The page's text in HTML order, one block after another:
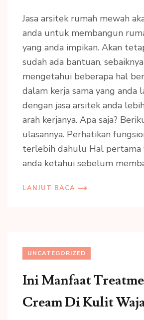
Jasa arsitek rumah mewah
anda untuk membangun
yang anda impikan. Akan
sudah ada bantuan,
mengetahui beberapa hal
dalam kerja sama yang anda
dengan jasa arsitek anda
arah kerjanya. Apa saja?
ulasannya. Perhatikan
terlebih dahulu Hal pertama
anda ketahui sebelum
LANJUT BACA
UNCATEGORIZED
Ini Manfaat
Cream Di Kulit